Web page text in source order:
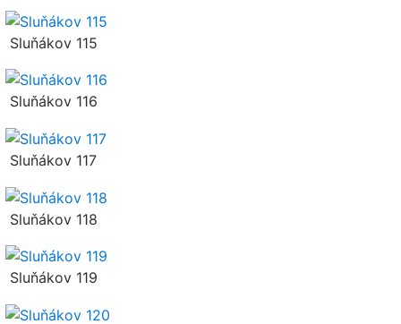
Sluňákov 115
Sluňákov 116
Sluňákov 117
Sluňákov 118
Sluňákov 119